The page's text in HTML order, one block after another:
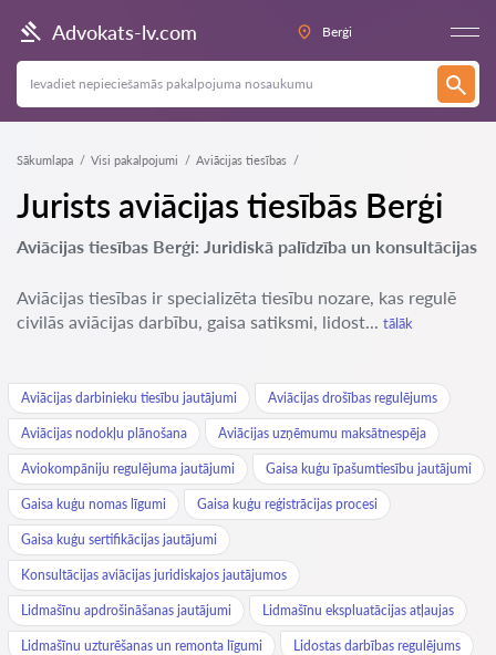
Advokats-lv.com Berģi
Sākumlapa Visi pakalpojumi Aviācijas tiesības
Jurists aviācijas tiesībās Berģi
Aviācijas tiesības Berģi: Juridiskā palīdzība un konsultācijas
Aviācijas tiesības ir specializēta tiesību nozare, kas regulē
civilās aviācijas darbību, gaisa satiksmi, lidost... tālāk
Aviācijas darbinieku tiesību jautājumi Aviācijas drošības regulējums
Aviācijas nodokļu plānošana Aviācijas uzņēmumu maksātnespēja
Aviokompāniju regulējuma jautājumi Gaisa kuģu īpašumtiesību jautājumi
Gaisa kuģu nomas līgumi Gaisa kuģu reģistrācijas procesi
Gaisa kuģu sertifikācijas jautājumi
Konsultācijas aviācijas juridiskajos jautājumos
Lidmašīnu apdrošināšanas jautājumi Lidmašīnu ekspluatācijas atļaujas
Lidmašīnu uzturēšanas un remonta līgumi Lidostas darbības regulējums